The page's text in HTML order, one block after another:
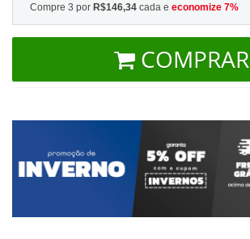
Compre 3 por R$146,34 cada e economize 7%
COMPRAR